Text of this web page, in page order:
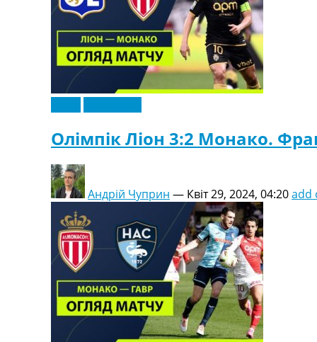
Олімпік Ліон 3:2 Монако.
Андрій Чуприн — Квіт 29, 2024, 04:20add